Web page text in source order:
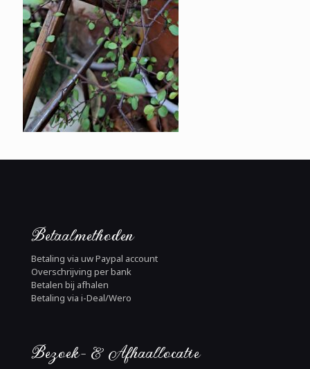
Betaalmethoden
Betaling via uw Paypal account
Overschrijving per bank
Betalen bij afhalen
Betaling via i-Deal/Wero
Bezoek- & Afhaallocatie